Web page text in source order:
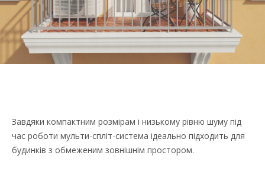
Завдяки компактним розмірам і низькому рівню шуму під
час роботи мульти-спліт-система ідеально підходить для
будинків з обмеженим зовнішнім простором.